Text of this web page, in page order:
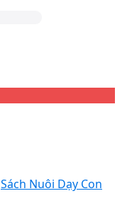
Sách Nuôi Dạy Con